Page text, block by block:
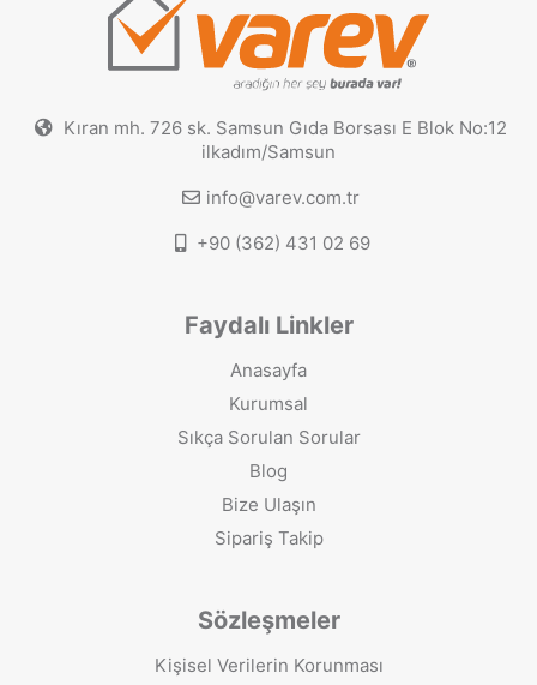
Kıran mh. 726 sk. Samsun Gıda Borsası E Blok No:12
ilkadım/Samsun
info@varev.com.tr
+90 (362) 431 02 69
Faydalı Linkler
Anasayfa
Kurumsal
Sıkça Sorulan Sorular
Blog
Bize Ulaşın
Sipariş Takip
Sözleşmeler
Kişisel Verilerin Korunması